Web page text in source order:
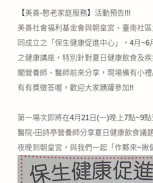
捐款徵信
公益義賣
友善連結
網站地圖
【美善-憨老家庭服務】活動預告!!!
美善社會福利基金會與朝皇宮、臺南社
同成立之「保生健康促進中心」，4月~6
之健康講座，特別針對夏日健康飲食及
關營養師、醫師前來分享，現場備有小
有有獎徵答喔，歡迎大家踴躍參加!!
第一場次即將在4月21日(一)晚上7點~9
醫院-田詩亭營養師分享夏日健康飲食議
夜晚到朝皇宮，與我們一起「作夥來~揪